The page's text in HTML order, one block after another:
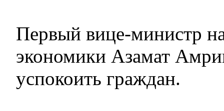
Первый вице-министр
экономики Азамат
успокоить граждан.